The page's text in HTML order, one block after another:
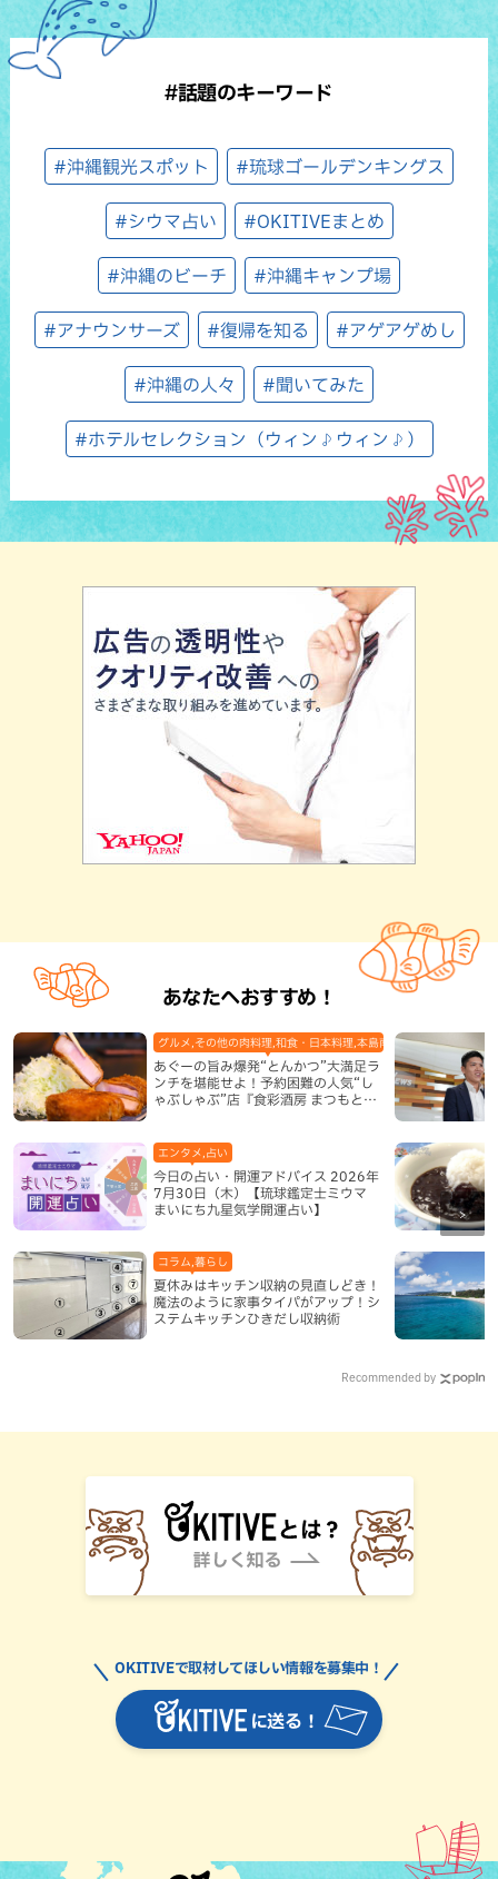
#話題のキーワード
#沖縄観光スポット #琉球ゴールデンキングス
#シウマ占い #OKITIVEまとめ
#沖縄のビーチ #沖縄キャンプ場
#アナウンサーズ #復帰を知る #アゲアゲめし
#沖縄の人々 #聞いてみた
#ホテルセレクション（ウィン♪ウィン♪）
あなたへおすすめ！
あぐーの旨み爆発“とんかつ”大満足ラ
ンチを堪能せよ！予約困難の人気“し
ゃぶしゃぶ”店『食彩酒房 まつもと』
グルメ,その他の肉料理,和食・日本料理,本島南部,那覇市
今日の占い・開運アドバイス 2026年
7月30日（木）【琉球鑑定士ミウマ
まいにち九星気学開運占い】
エンタメ,占い
夏休みはキッチン収納の見直しどき！
魔法のように家事タイパがアップ！シ
ステムキッチンひきだし収納術
コラム,暮らし
Recommended by
に送る！
OKITIVEで取材してほしい情報を募集中！